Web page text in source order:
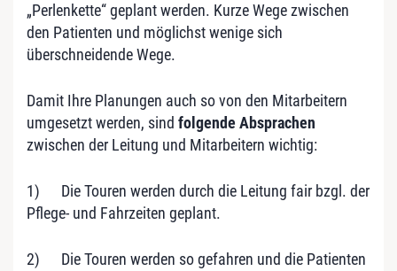
„Perlenkette“ geplant werden. Kurze Wege zwischen
den Patienten und möglichst wenige sich
überschneidende Wege.
Damit Ihre Planungen auch so von den Mitarbeitern
umgesetzt werden, sind folgende Absprachen
zwischen der Leitung und Mitarbeitern wichtig:
1) Die Touren werden durch die Leitung fair bzgl. der
Pflege- und Fahrzeiten geplant.
2) Die Touren werden so gefahren und die Patienten